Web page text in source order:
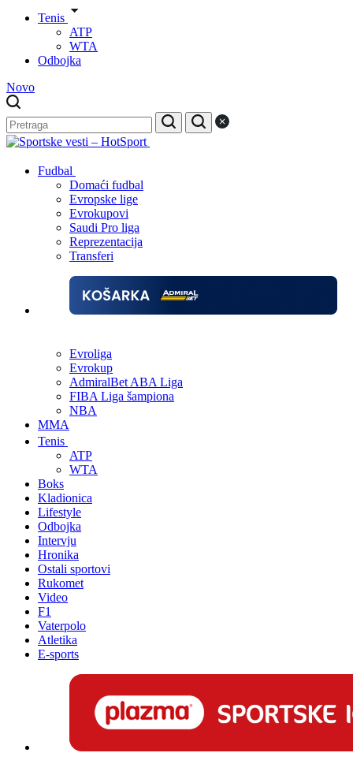
Tenis
ATP
WTA
Odbojka
Novo
Fudbal
Domaći fudbal
Evropske lige
Evrokupovi
Saudi Pro liga
Reprezentacija
Transferi
Evroliga
Evrokup
AdmiralBet ABA Liga
FIBA Liga šampiona
NBA
MMA
Tenis
ATP
WTA
Boks
Kladionica
Lifestyle
Odbojka
Intervju
Hronika
Ostali sportovi
Rukomet
Video
F1
Vaterpolo
Atletika
E-sports